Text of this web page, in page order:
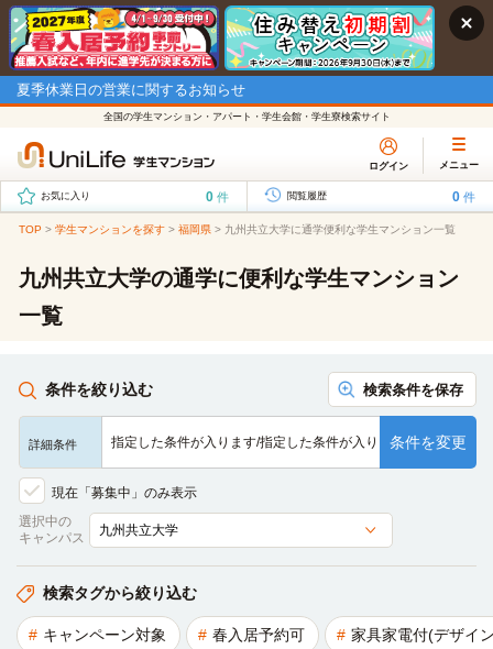
夏季休業日の営業に関するお知らせ
全国の学生マンション・アパート・学生会館・学生寮検索サイト
ログイン メニュー
お気に入り 0 件 閲覧履歴 0 件
TOP > 学生マンションを探す > 福岡県 > 九州共立大学に通学便利な学生マンション一覧
九州共立大学の通学に便利な学生マンション
一覧
条件を絞り込む 検索条件を保存
詳細条件 指定した条件が入ります/指定した条件が入ります/指定した条…
条件を変更
現在「募集中」のみ表示
選択中の
キャンパス
検索タグから絞り込む
キャンペーン対象 春入居予約可 家具家電付(デザイ